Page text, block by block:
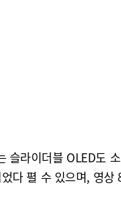
슬라이더블 OLED도
다 펼 수 있으며, 영